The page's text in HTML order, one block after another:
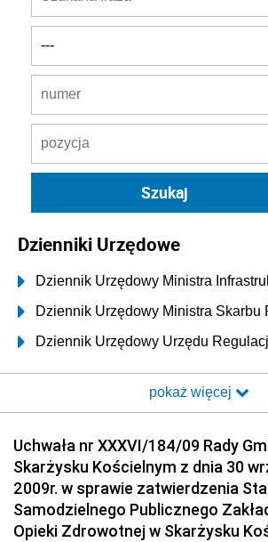
Dzienniki Urzędowe
Dziennik Urzędowy Ministra
Dziennik Urzędowy Ministra Skarbu
Dziennik Urzędowy Urzędu
Dziennik Urzędowy Ministra
Elektronicznej
Dziennik Urzędowy Ministra Spraw
Administracji
Dziennik Urzędowy Ministra
pokaż więcej
Uchwała nr XXXVI/184/09 Rady
Skarżysku Kościelnym z dnia 30
2009r. w sprawie zatwierdzenia
Samodzielnego Publicznego
Opieki Zdrowotnej w Skarżysku